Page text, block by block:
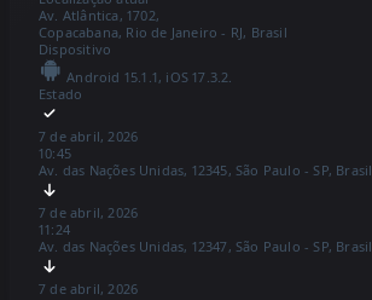
Av. Atlântica, 1702,
Copacabana, Rio de Janeiro - RJ, Brasil
Dispositivo
Android 15.1.1, iOS 17.3.2.
Estado
7 de abril, 2026
10:45
Av. das Nações Unidas, 12345, São Paulo - SP, Brasil
7 de abril, 2026
11:24
Av. das Nações Unidas, 12347, São Paulo - SP, Brasil
7 de abril, 2026